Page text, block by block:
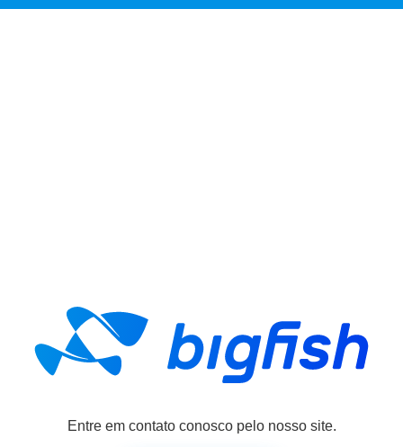
Entre em contato conosco pelo nosso site.